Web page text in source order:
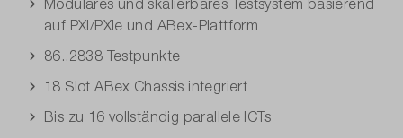
Modulares und skalierbares Testsystem basierend
auf PXI/PXIe und ABex-Plattform
86..2838 Testpunkte
18 Slot ABex Chassis integriert
Bis zu 16 vollständig parallele ICTs